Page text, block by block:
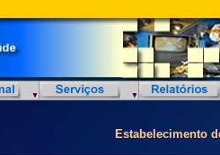
Estabelecimento